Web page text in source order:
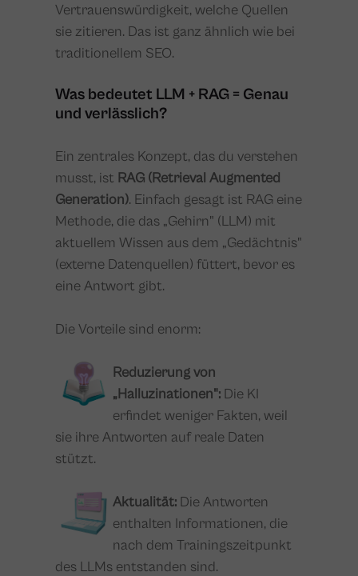
Vertrauenswürdigkeit, welche Quellen
sie zitieren. Das ist ganz ähnlich wie bei
traditionellem SEO.
Was bedeutet LLM + RAG = Genau
und verlässlich?
Ein zentrales Konzept, das du verstehen
musst, ist RAG (Retrieval Augmented
Generation). Einfach gesagt ist RAG eine
Methode, die das „Gehirn" (LLM) mit
aktuellem Wissen aus dem „Gedächtnis"
(externe Datenquellen) füttert, bevor es
eine Antwort gibt.
Die Vorteile sind enorm:
Reduzierung von
„Halluzinationen": Die KI
erfindet weniger Fakten, weil
sie ihre Antworten auf reale Daten
stützt.
Aktualität: Die Antworten
enthalten Informationen, die
nach dem Trainingszeitpunkt
des LLMs entstanden sind.